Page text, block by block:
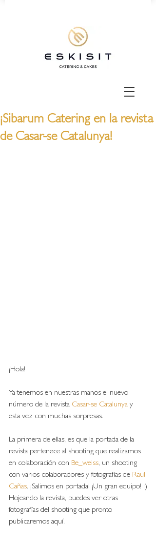
¡Sibarum Catering en la revista
de Casar-se Catalunya!
¡Hola!
Ya tenemos en nuestras manos el nuevo
número de la revista Casar-se Catalunya y
esta vez con muchas sorpresas.
La primera de ellas, es que la portada de la
revista pertenece al shooting que realizamos
en colaboración con Be_weiss, un shooting
con varios colaboradores y fotografías de Raul
Cañas. ¡Salimos en portada! ¡Un gran equipo! :)
Hojeando la revista, puedes ver otras
fotografías del shooting que pronto
publicaremos aquí.